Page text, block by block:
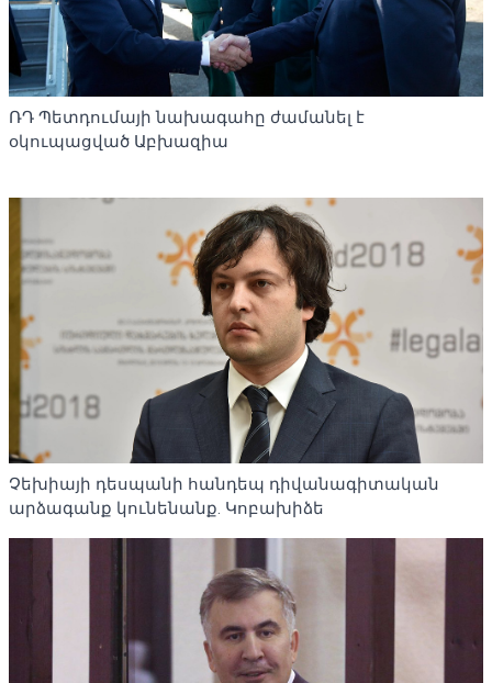
ՌԴ Պետդումայի նախագահը ժամանել է
օկուպացված Աբխազիա
Չեխիայի դեսպանի հանդեպ դիվանագիտական ​​
արձագանք կունենանք. Կոբախիձե